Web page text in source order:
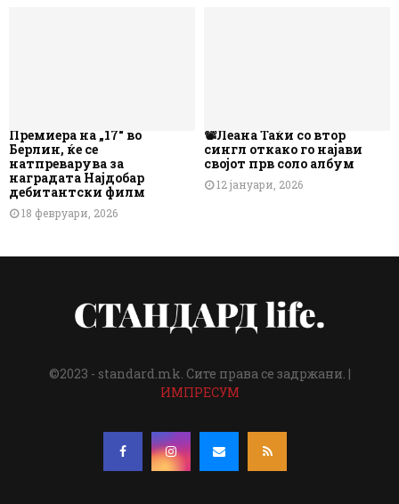
Премиера на „17“ во
Берлин, ќе се
натпреварува за
наградата Најдобар
дебитантски филм
18 февруари, 2026
📽️Леана Таќи со втор
сингл откако го најави
својот прв соло албум
12 јануари, 2026
©2023 - standard.mk. Сите права се задржани. |
ИМПРЕСУМ